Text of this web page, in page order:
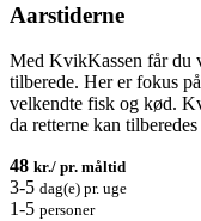
Aarstiderne
Med KvikKassen får du
tilberede. Her er fokus
velkendte fisk og kød.
da retterne kan
48 kr./ pr. måltid
3-5 dag(e) pr. uge
1-5 personer